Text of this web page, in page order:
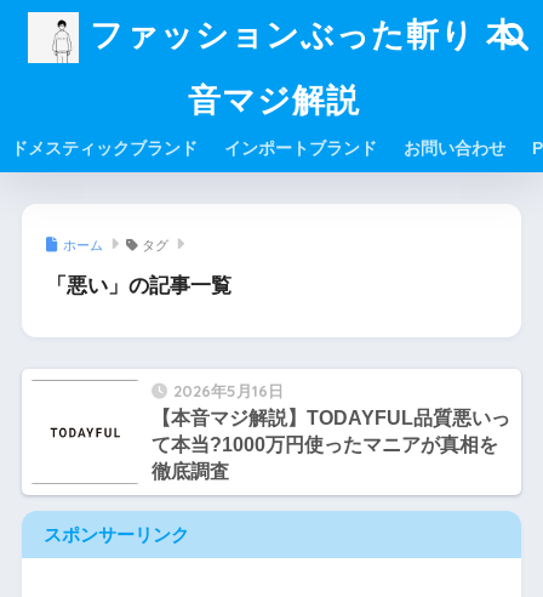
ファッションぶった斬り 本
音マジ解説
ドメスティックブランド インポートブランド お問い合わせ
ホーム タグ
「悪い」の記事一覧
2026年5月16日
【本音マジ解説】TODAYFUL品質悪いっ
て本当?1000万円使ったマニアが真相を
徹底調査
スポンサーリンク